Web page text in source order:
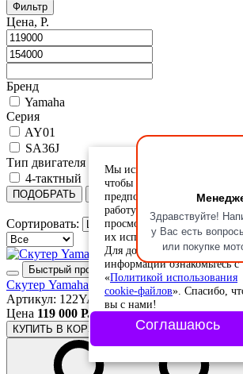
Здравствуйте!
у Вас есть
или покупке
Фильтр
Цена, Р.
Бренд
Yamaha
Серия
AY01
SA36J
Тип двигателя
4-тактный
ПОДОБРАТЬ Сбросить
Сортировать:
Быстрый просмотр
Скутер Yamaha Jog FI (арт. 122YA84)
Артикул: 122YA84
Цена 119 000 Р.
КУПИТЬ В КОРЗИНЕ
Мы используем cookie-файлы,
чтобы учесть ваши
предпочтения и улучшить
работу сайта. Продолжая
просмотр, вы соглашаетесь с
их использованием.
Для дополнительной
информации ознакомьтесь с
«Политикой использования
cookie-файлов». Спасибо,
вы с нами!
Соглашаюсь